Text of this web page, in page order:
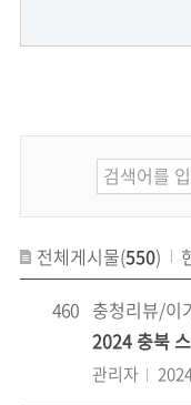
전체게시물(550)
460 충청리뷰/이
2024 충북
관리자